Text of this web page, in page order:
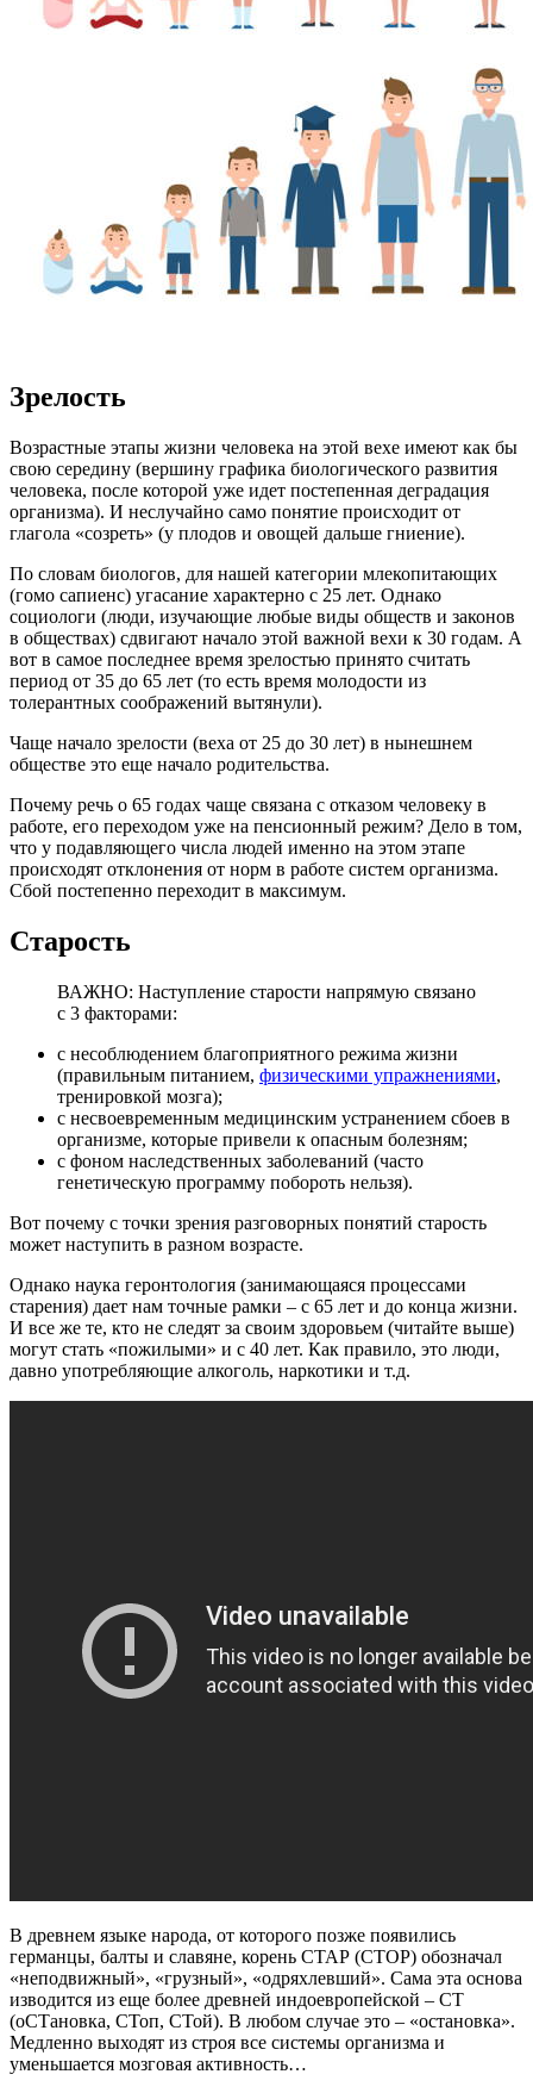
Зрелость
Возрастные этапы жизни человека на этой вехе имеют как бы
свою середину (вершину графика биологического развития
человека, после которой уже идет постепенная деградация
организма). И неслучайно само понятие происходит от
глагола «созреть» (у плодов и овощей дальше гниение).
По словам биологов, для нашей категории млекопитающих
(гомо сапиенс) угасание характерно с 25 лет. Однако
социологи (люди, изучающие любые виды обществ и законов
в обществах) сдвигают начало этой важной вехи к 30 годам. А
вот в самое последнее время зрелостью принято считать
период от 35 до 65 лет (то есть время молодости из
толерантных соображений вытянули).
Чаще начало зрелости (веха от 25 до 30 лет) в нынешнем
обществе это еще начало родительства.
Почему речь о 65 годах чаще связана с отказом человеку в
работе, его переходом уже на пенсионный режим? Дело в том,
что у подавляющего числа людей именно на этом этапе
происходят отклонения от норм в работе систем организма.
Сбой постепенно переходит в максимум.
Старость
ВАЖНО: Наступление старости напрямую связано
с 3 факторами:
с несоблюдением благоприятного режима жизни
(правильным питанием, физическими упражнениями,
тренировкой мозга);
с несвоевременным медицинским устранением сбоев в
организме, которые привели к опасным болезням;
с фоном наследственных заболеваний (часто
генетическую программу побороть нельзя).
Вот почему с точки зрения разговорных понятий старость
может наступить в разном возрасте.
Однако наука геронтология (занимающаяся процессами
старения) дает нам точные рамки – с 65 лет и до конца жизни.
И все же те, кто не следят за своим здоровьем (читайте выше)
могут стать «пожилыми» и с 40 лет. Как правило, это люди,
давно употребляющие алкоголь, наркотики и т.д.
В древнем языке народа, от которого позже появились
германцы, балты и славяне, корень СТАР (СТОР) обозначал
«неподвижный», «грузный», «одряхлевший». Сама эта основа
изводится из еще более древней индоевропейской – СТ
(оСТановка, СТоп, СТой). В любом случае это – «остановка».
Медленно выходят из строя все системы организма и
уменьшается мозговая активность…